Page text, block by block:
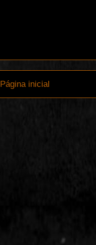
Página inicial